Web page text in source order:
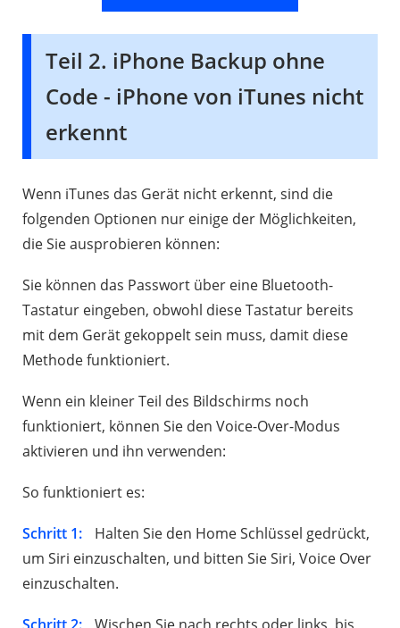
Teil 2. iPhone Backup ohne
Code - iPhone von iTunes nicht
erkennt
Wenn iTunes das Gerät nicht erkennt, sind die
folgenden Optionen nur einige der Möglichkeiten,
die Sie ausprobieren können:
Sie können das Passwort über eine Bluetooth-
Tastatur eingeben, obwohl diese Tastatur bereits
mit dem Gerät gekoppelt sein muss, damit diese
Methode funktioniert.
Wenn ein kleiner Teil des Bildschirms noch
funktioniert, können Sie den Voice-Over-Modus
aktivieren und ihn verwenden:
So funktioniert es:
Schritt 1:
Halten Sie den Home Schlüssel gedrückt,
um Siri einzuschalten, und bitten Sie Siri, Voice Over
einzuschalten.